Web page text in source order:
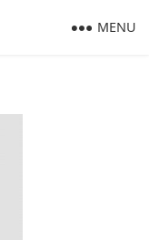
MENU